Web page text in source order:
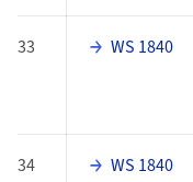
33 WS 1840
34 WS 1840